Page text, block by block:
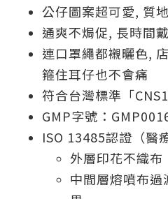
公仔圖案超可愛, 質
通爽不焗促, 長時間
連口罩繩都襯曬色,
箍住耳仔也不會痛
符合台灣標準「
GMP字號：
ISO 13485認證（醫
外層印花不織布
中間層熔噴布